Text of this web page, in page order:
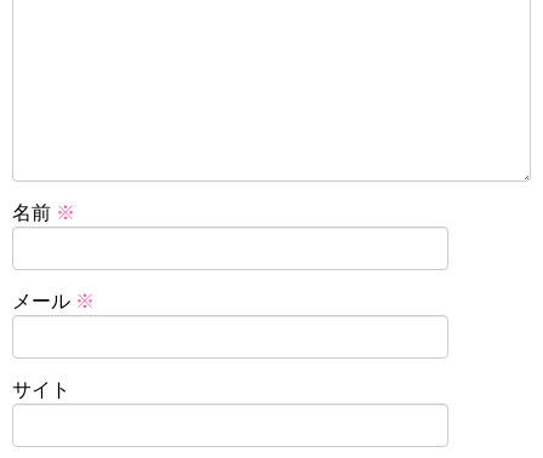
名前 ※
メール ※
サイト